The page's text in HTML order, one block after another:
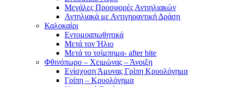
Μεγάλες Προσφορές Αντιηλιακών
Αντηλιακά με Αντιγηραντική Δράση
Καλοκαίρι
Εντομοαπωθητικά
Μετά τον Ήλιο
Μετά το τσίμπημα- after bite
Φθινόπωρο – Χειμώνας – Άνοιξη
Ενίσχυση Άμυνας Γρίπη Κρυολόγημα
Γρίπη – Κρυολόγημα